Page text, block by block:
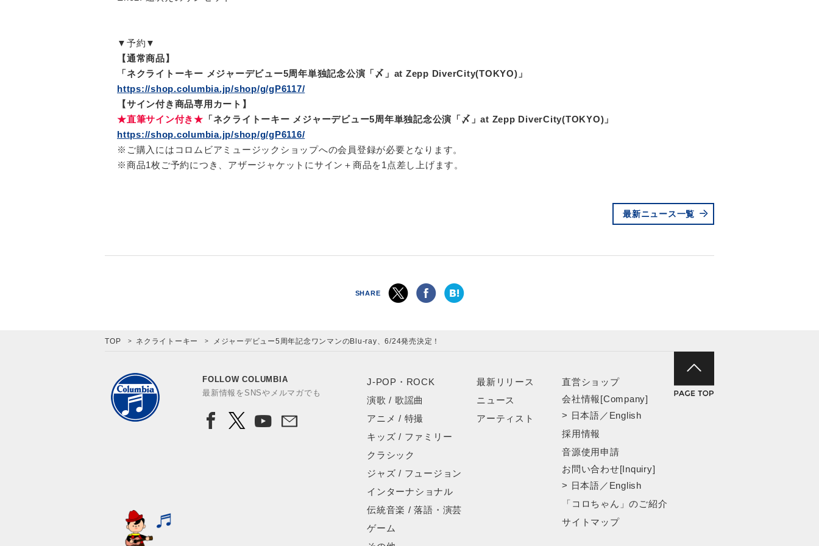
▼予約▼
【通常商品】
「ネクライトーキー メジャーデビュー5周年単独記念公演「〆」at Zepp DiverCity(TOKYO)」
https://shop.columbia.jp/shop/g/gP6117/
【サイン付き商品専用カート】
★直筆サイン付き★ 「ネクライトーキー メジャーデビュー5周年単独記念公演「〆」at Zepp DiverCity(TOKYO)」
https://shop.columbia.jp/shop/g/gP6116/
※ご購入にはコロムビアミュージックショップへの会員登録が必要となります。
※商品1枚ご予約につき、アザージャケットにサイン＋商品を1点差し上げます。
最新ニュース一覧
SHARE
TOP ネクライトーキー メジャーデビュー5周年記念ワンマンのBlu-ray、6/24発売決定！
FOLLOW COLUMBIA
最新情報をSNSやメルマガでも
J-POP・ROCK
演歌 / 歌謡曲
アニメ / 特撮
キッズ / ファミリー
クラシック
ジャズ / フュージョン
インターナショナル
伝統音楽 / 落語・演芸
ゲーム
最新リリース
ニュース
アーティスト
直営ショップ
会社情報[Company]
> 日本語 ／ English
採用情報
音源使用申請
お問い合わせ[Inquiry]
> 日本語 ／ English
「コロちゃん」のご紹介
サイトマップ